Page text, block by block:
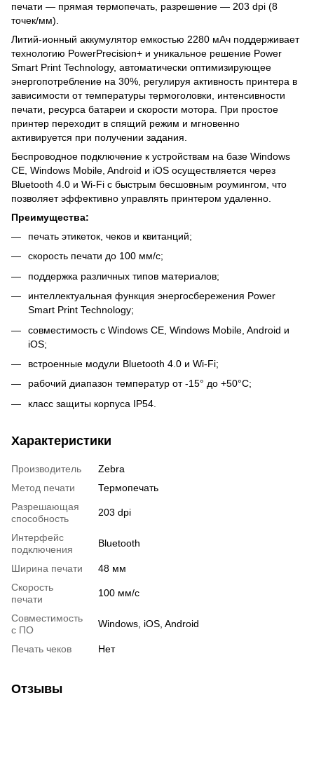
печати — прямая термопечать, разрешение — 203 dpi (8
точек/мм).
Литий-ионный аккумулятор емкостью 2280 мАч поддерживает
технологию PowerPrecision+ и уникальное решение Power
Smart Print Technology, автоматически оптимизирующее
энергопотребление на 30%, регулируя активность принтера в
зависимости от температуры термоголовки, интенсивности
печати, ресурса батареи и скорости мотора. При простое
принтер переходит в спящий режим и мгновенно
активируется при получении задания.
Беспроводное подключение к устройствам на базе Windows
CE, Windows Mobile, Android и iOS осуществляется через
Bluetooth 4.0 и Wi-Fi с быстрым бесшовным роумингом, что
позволяет эффективно управлять принтером удаленно.
Преимущества:
печать этикеток, чеков и квитанций;
скорость печати до 100 мм/с;
поддержка различных типов материалов;
интеллектуальная функция энергосбережения Power
Smart Print Technology;
совместимость с Windows CE, Windows Mobile, Android и
iOS;
встроенные модули Bluetooth 4.0 и Wi-Fi;
рабочий диапазон температур от -15° до +50°C;
класс защиты корпуса IP54.
Характеристики
Производитель
Zebra
Метод печати
Термопечать
Разрешающая
способность
203 dpi
Интерфейс
подключения
Bluetooth
Ширина печати
48 мм
Скорость
печати
100 мм/с
Совместимость
с ПО
Windows, iOS, Android
Печать чеков Нет
Отзывы